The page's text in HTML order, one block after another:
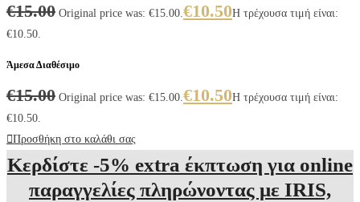
€15.00 Original price was: €15.00.€10.50Η τρέχουσα τιμή είναι:
€10.50.
Άμεσα Διαθέσιμο
€15.00 Original price was: €15.00.€10.50Η τρέχουσα τιμή είναι:
€10.50.
Προσθήκη στο καλάθι σας
Κερδίστε -5% extra έκπτωση για online
παραγγελίες πληρώνοντας με IRIS,